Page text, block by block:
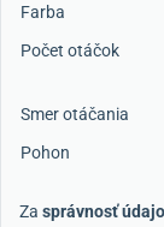
Farba
Počet otáčok
Smer otáčania
Pohon
Za správnosť